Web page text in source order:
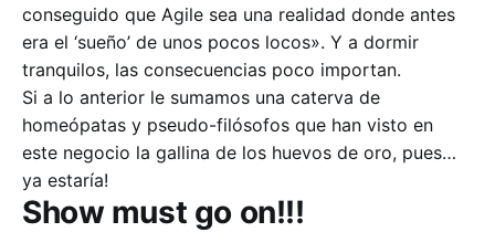
conseguido que Agile sea una realidad donde antes
era el ‘sueño’ de unos pocos locos». Y a dormir
tranquilos, las consecuencias poco importan.
Si a lo anterior le sumamos una caterva de
homeópatas y pseudo-filósofos que han visto en
este negocio la gallina de los huevos de oro, pues…
ya estaría!
Show must go on!!!